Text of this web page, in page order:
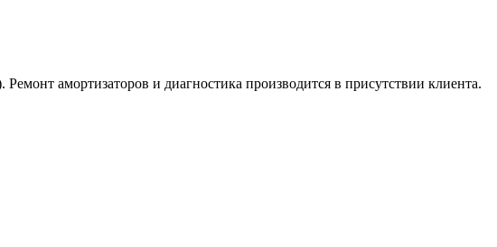
амортизаторов и диагностика производится в присутствии клиента.